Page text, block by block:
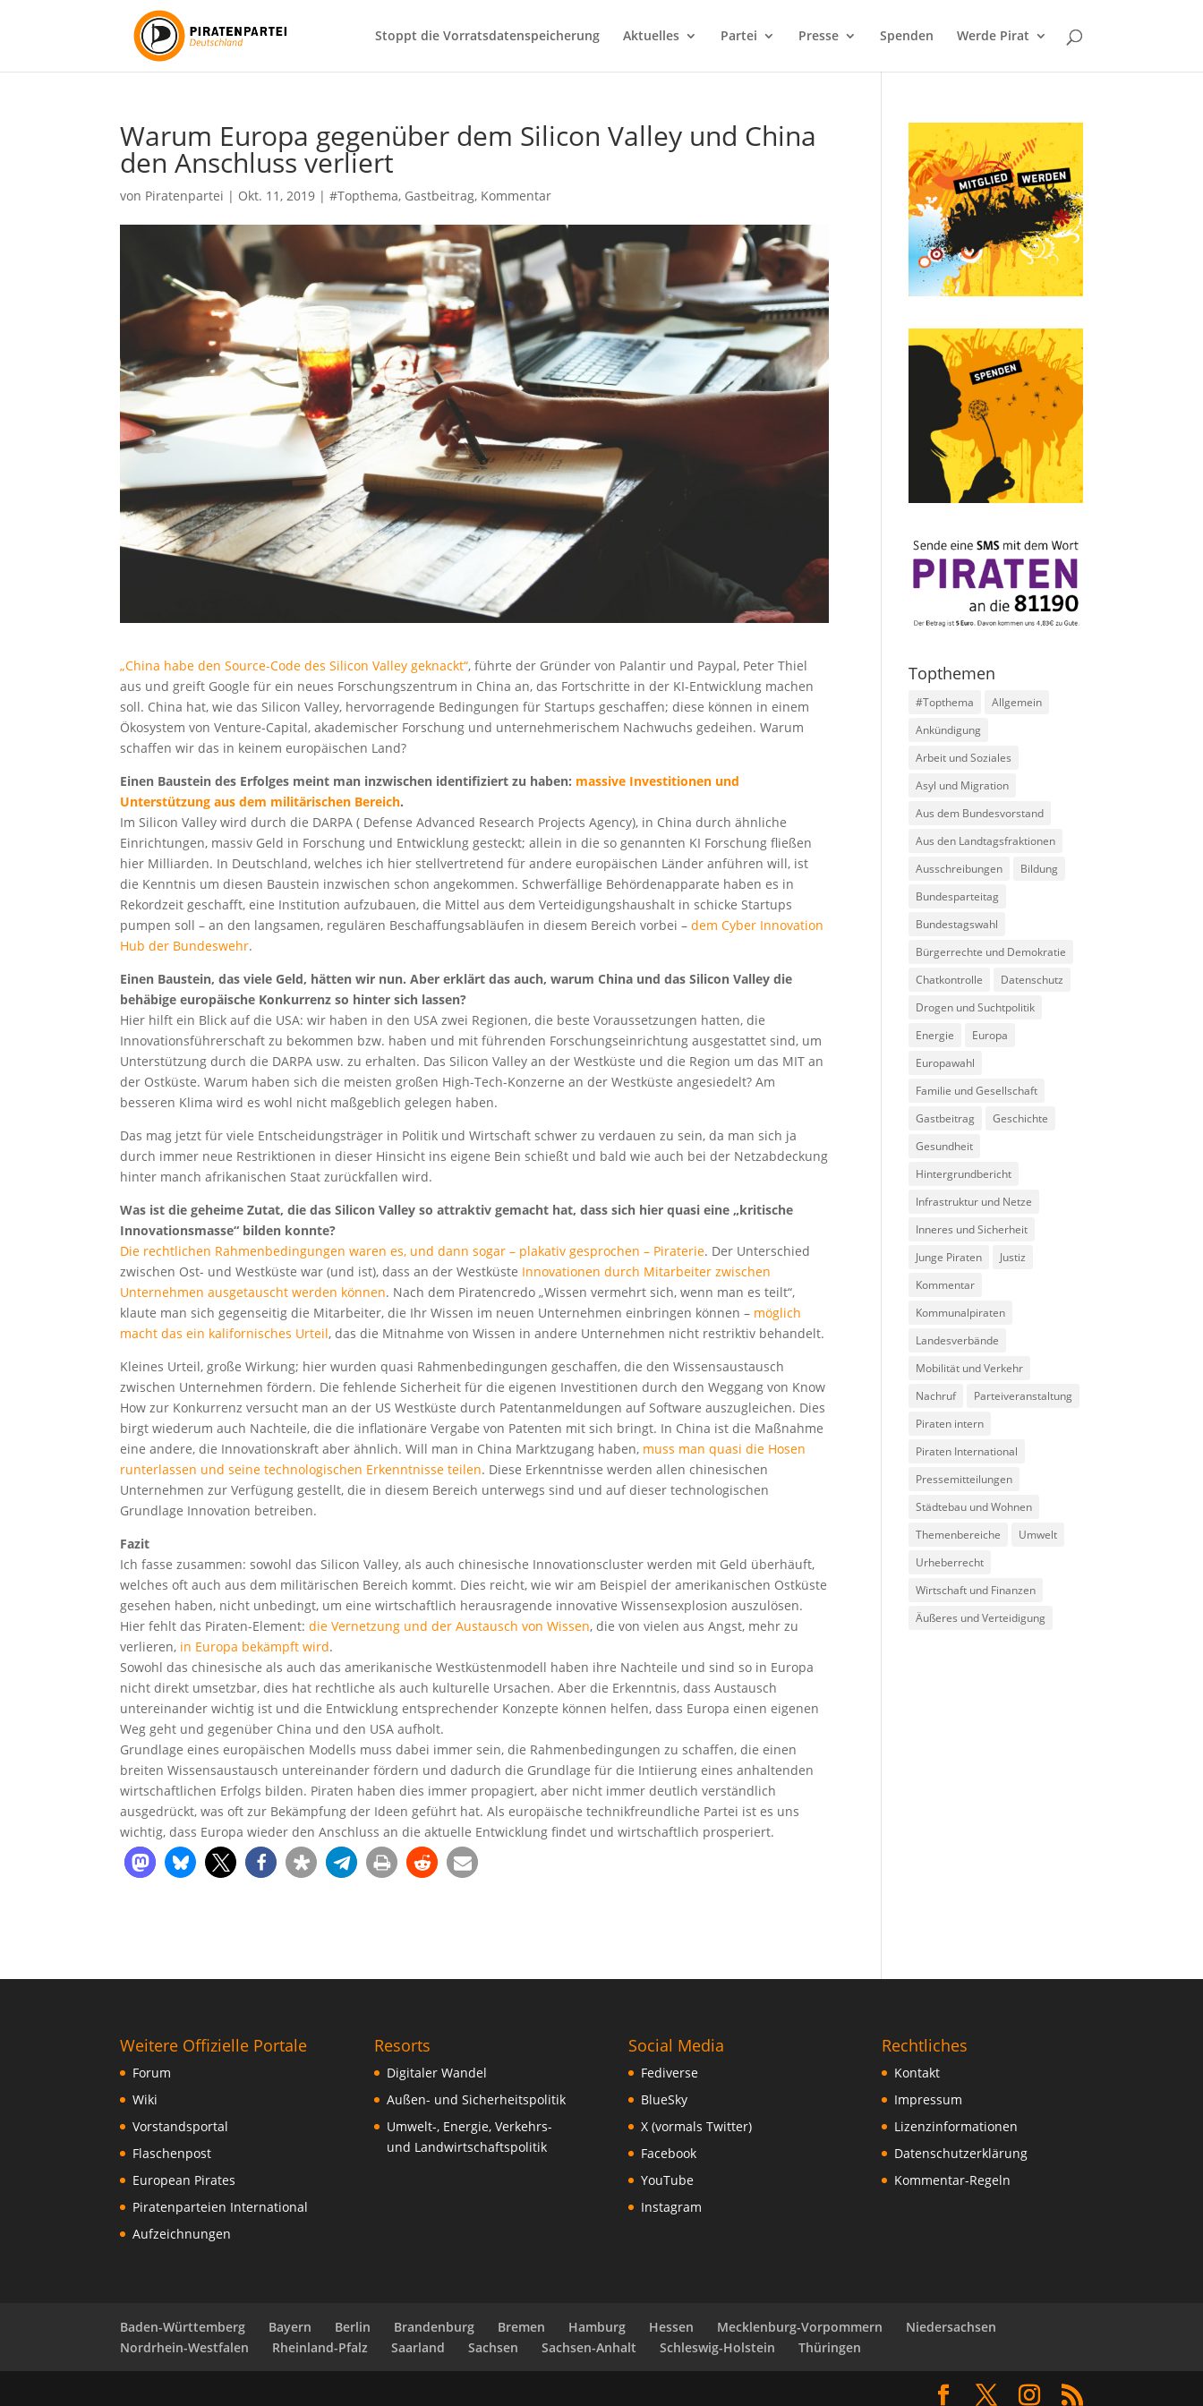
Stoppt die Vorratsdatenspeicherung Aktuelles Partei Presse Spenden Werde Pirat
Warum Europa gegenüber dem Silicon Valley und China
den Anschluss verliert
von Piratenpartei | Okt. 11, 2019 |#Topthema, Gastbeitrag, Kommentar
„China habe den Source-Code des Silicon Valley geknackt“, führte der Gründer von Palantir und Paypal, Peter Thiel
aus und greift Google für ein neues Forschungszentrum in China an, das Fortschritte in der KI-Entwicklung machen
soll. China hat, wie das Silicon Valley, hervorragende Bedingungen für Startups geschaffen; diese können in einem
Ökosystem von Venture-Capital, akademischer Forschung und unternehmerischem Nachwuchs gedeihen. Warum
schaffen wir das in keinem europäischen Land?
Einen Baustein des Erfolges meint man inzwischen identifiziert zu haben: massive Investitionen und
Unterstützung aus dem militärischen Bereich.
Im Silicon Valley wird durch die DARPA ( Defense Advanced Research Projects Agency), in China durch ähnliche
Einrichtungen, massiv Geld in Forschung und Entwicklung gesteckt; allein in die so genannten KI Forschung fließen
hier Milliarden. In Deutschland, welches ich hier stellvertretend für andere europäischen Länder anführen will, ist
die Kenntnis um diesen Baustein inzwischen schon angekommen. Schwerfällige Behördenapparate haben es in
Rekordzeit geschafft, eine Institution aufzubauen, die Mittel aus dem Verteidigungshaushalt in schicke Startups
pumpen soll – an den langsamen, regulären Beschaffungsabläufen in diesem Bereich vorbei –dem Cyber Innovation
Hub der Bundeswehr.
Einen Baustein, das viele Geld, hätten wir nun. Aber erklärt das auch, warum China und das Silicon Valley die
behäbige europäische Konkurrenz so hinter sich lassen?
Hier hilft ein Blick auf die USA: wir haben in den USA zwei Regionen, die beste Voraussetzungen hatten, die
Innovationsführerschaft zu bekommen bzw. haben und mit führenden Forschungseinrichtung ausgestattet sind, um
Unterstützung durch die DARPA usw. zu erhalten. Das Silicon Valley an der Westküste und die Region um das MIT an
der Ostküste. Warum haben sich die meisten großen High-Tech-Konzerne an der Westküste angesiedelt? Am
besseren Klima wird es wohl nicht maßgeblich gelegen haben.
Das mag jetzt für viele Entscheidungsträger in Politik und Wirtschaft schwer zu verdauen zu sein, da man sich ja
durch immer neue Restriktionen in dieser Hinsicht ins eigene Bein schießt und bald wie auch bei der Netzabdeckung
hinter manch afrikanischen Staat zurückfallen wird.
Was ist die geheime Zutat, die das Silicon Valley so attraktiv gemacht hat, dass sich hier quasi eine „kritische
Innovationsmasse“ bilden konnte?
Die rechtlichen Rahmenbedingungen waren es, und dann sogar – plakativ gesprochen – Piraterie. Der Unterschied
zwischen Ost- und Westküste war (und ist), dass an der Westküste Innovationen durch Mitarbeiter zwischen
Unternehmen ausgetauscht werden können. Nach dem Piratencredo „Wissen vermehrt sich, wenn man es teilt“,
klaute man sich gegenseitig die Mitarbeiter, die Ihr Wissen im neuen Unternehmen einbringen können – möglich
macht das ein kalifornisches Urteil, das die Mitnahme von Wissen in andere Unternehmen nicht restriktiv behandelt.
Kleines Urteil, große Wirkung; hier wurden quasi Rahmenbedingungen geschaffen, die den Wissensaustausch
zwischen Unternehmen fördern. Die fehlende Sicherheit für die eigenen Investitionen durch den Weggang von Know
How zur Konkurrenz versucht man an der US Westküste durch Patentanmeldungen auf Software auszugleichen. Dies
birgt wiederum auch Nachteile, die die inflationäre Vergabe von Patenten mit sich bringt. In China ist die Maßnahme
eine andere, die Innovationskraft aber ähnlich. Will man in China Marktzugang haben, muss man quasi die Hosen
runterlassen und seine technologischen Erkenntnisse teilen. Diese Erkenntnisse werden allen chinesischen
Unternehmen zur Verfügung gestellt, die in diesem Bereich unterwegs sind und auf dieser technologischen
Grundlage Innovation betreiben.
Fazit
Ich fasse zusammen: sowohl das Silicon Valley, als auch chinesische Innovationscluster werden mit Geld überhäuft,
welches oft auch aus dem militärischen Bereich kommt. Dies reicht, wie wir am Beispiel der amerikanischen Ostküste
gesehen haben, nicht unbedingt, um eine wirtschaftlich herausragende innovative Wissensexplosion auszulösen.
Hier fehlt das Piraten-Element:die Vernetzung und der Austausch von Wissen, die von vielen aus Angst, mehr zu
verlieren, in Europa bekämpft wird.
Sowohl das chinesische als auch das amerikanische Westküstenmodell haben ihre Nachteile und sind so in Europa
nicht direkt umsetzbar, dies hat rechtliche als auch kulturelle Ursachen. Aber die Erkenntnis, dass Austausch
untereinander wichtig ist und die Entwicklung entsprechender Konzepte können helfen, dass Europa einen eigenen
Weg geht und gegenüber China und den USA aufholt.
Grundlage eines europäischen Modells muss dabei immer sein, die Rahmenbedingungen zu schaffen, die einen
breiten Wissensaustausch untereinander fördern und dadurch die Grundlage für die Intiierung eines anhaltenden
wirtschaftlichen Erfolgs bilden. Piraten haben dies immer propagiert, aber nicht immer deutlich verständlich
ausgedrückt, was oft zur Bekämpfung der Ideen geführt hat. Als europäische technikfreundliche Partei ist es uns
wichtig, dass Europa wieder den Anschluss an die aktuelle Entwicklung findet und wirtschaftlich prosperiert.
Topthemen
#Topthema
Allgemein
Ankündigung
Arbeit und Soziales
Asyl und Migration
Aus dem Bundesvorstand
Aus den Landtagsfraktionen
Ausschreibungen
Bildung
Bundesparteitag
Bundestagswahl
Bürgerrechte und Demokratie
Chatkontrolle
Datenschutz
Drogen und Suchtpolitik
Energie
Europa
Europawahl
Familie und Gesellschaft
Gastbeitrag
Geschichte
Gesundheit
Hintergrundbericht
Infrastruktur und Netze
Inneres und Sicherheit
Junge Piraten
Justiz
Kommentar
Kommunalpiraten
Landesverbände
Mobilität und Verkehr
Nachruf
Parteiveranstaltung
Piraten intern
Piraten International
Pressemitteilungen
Städtebau und Wohnen
Themenbereiche
Umwelt
Urheberrecht
Wirtschaft und Finanzen
Äußeres und Verteidigung
Weitere Offizielle Portale
Forum
Wiki
Vorstandsportal
Flaschenpost
European Pirates
Piratenparteien International
Aufzeichnungen
Resorts
Digitaler Wandel
Außen- und Sicherheitspolitik
Umwelt-, Energie, Verkehrs-
und Landwirtschaftspolitik
Social Media
Fediverse
BlueSky
X (vormals Twitter)
Facebook
YouTube
Instagram
Rechtliches
Kontakt
Impressum
Lizenzinformationen
Datenschutzerklärung
Kommentar-Regeln
Baden-Württemberg Bayern Berlin Brandenburg Bremen Hamburg Hessen Mecklenburg-Vorpommern
Niedersachsen
Nordrhein-Westfalen
Rheinland-Pfalz Saarland Sachsen Sachsen-Anhalt Schleswig-Holstein Thüringen